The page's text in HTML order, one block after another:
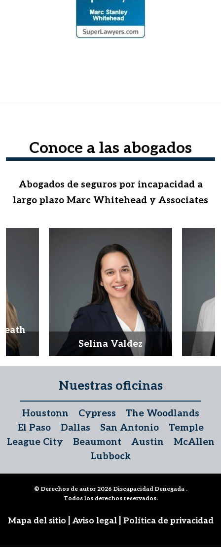
Selina Valdez
Conoce a las abogados
Abogados de seguros por incapacidad a
largo plazo Marc Whitehead y Associates
Nuestras oficinas
Houstonn Cypress
The Woodlands
El Paso
Dallas San Antonio
Temple
League City
Beaumont Austin
McAllen
Lubbock
© Derechos de autor 2026 Discapacidad Denegada .
Todos los derechos reservados.
Mapa del sitio Aviso legal Política de privacidad